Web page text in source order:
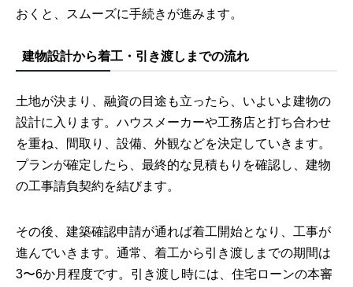
おくと、スムーズに手続きが進みます。
建物設計から着工・引き渡しまでの流れ
土地が決まり、融資の目途も立ったら、いよいよ建物の
設計に入ります。ハウスメーカーや工務店と打ち合わせ
を重ね、間取り、設備、外観などを決定していきます。
プランが確定したら、最終的な見積もりを確認し、建物
の工事請負契約を結びます。
その後、建築確認申請が通れば着工開始となり、工事が
進んでいきます。通常、着工から引き渡しまでの期間は
3〜6か月程度です。引き渡し時には、住宅ローンの本審